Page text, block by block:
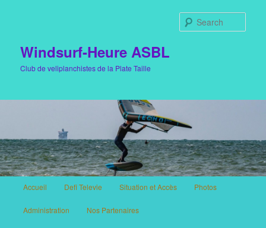
Windsurf-Heure ASBL
Club de veliplanchistes de la Plate Taille
Skip to primary content
Skip to secondary content
Accueil Defi Televie Situation et Accès Photos
Administration Nos Partenaires